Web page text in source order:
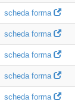
scheda forma
scheda forma
scheda forma
scheda forma
scheda forma